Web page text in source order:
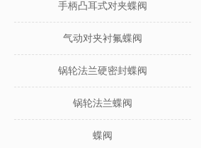
手柄凸耳式对夹蝶阀
气动对夹衬氟蝶阀
锅轮法兰硬密封蝶阀
锅轮法兰蝶阀
蝶阀